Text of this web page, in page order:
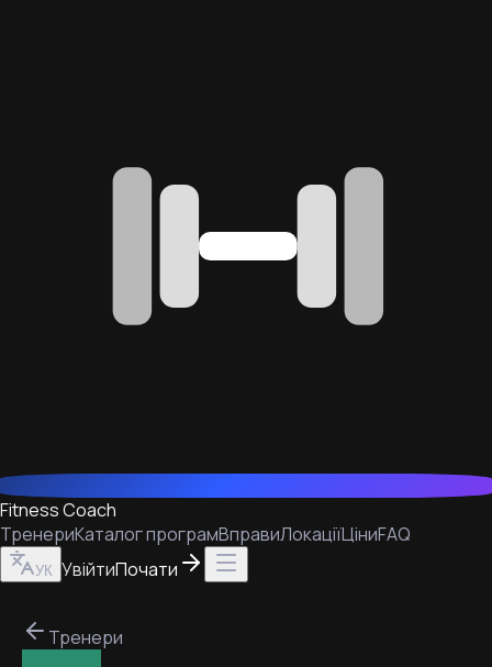
Fitness Coach
ТренериКаталог програмВправиЛокаціїЦіниFAQ
УК УвійтиПочати
Тренери